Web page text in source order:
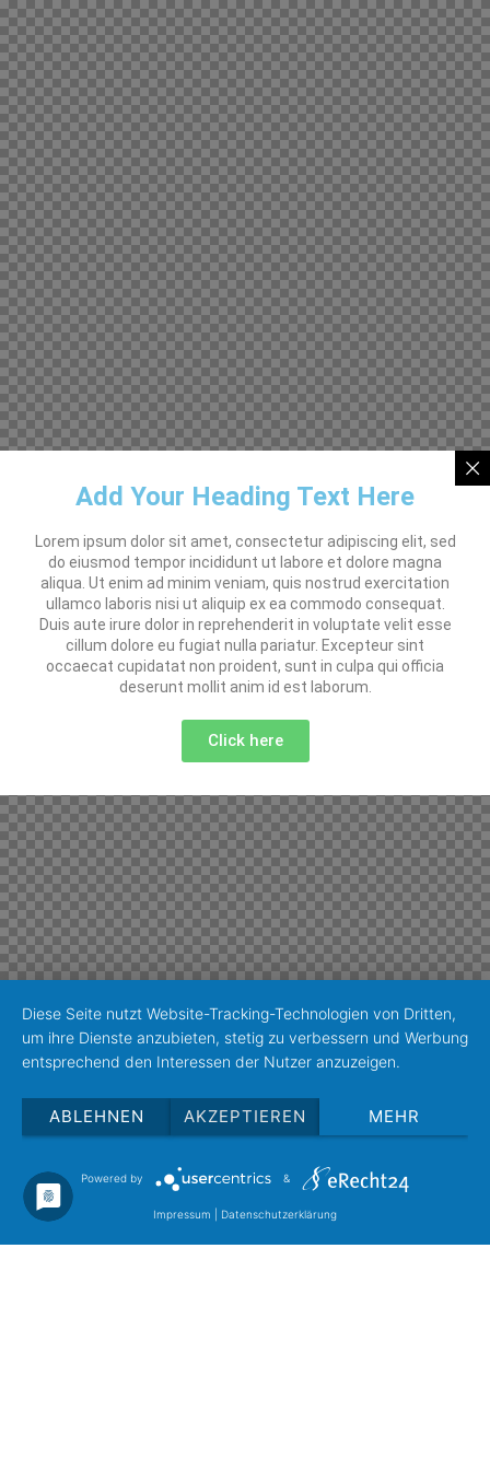
Add Your Heading Text Here
Lorem ipsum dolor sit amet, consectetur adipiscing elit, sed
do eiusmod tempor incididunt ut labore et dolore magna
aliqua. Ut enim ad minim veniam, quis nostrud exercitation
ullamco laboris nisi ut aliquip ex ea commodo consequat.
Duis aute irure dolor in reprehenderit in voluptate velit esse
cillum dolore eu fugiat nulla pariatur. Excepteur sint
occaecat cupidatat non proident, sunt in culpa qui officia
deserunt mollit anim id est laborum.
Click here
Diese Seite nutzt Website-Tracking-Technologien von Dritten,
um ihre Dienste anzubieten, stetig zu verbessern und Werbung
entsprechend den Interessen der Nutzer anzuzeigen.
ABLEHNEN AKZEPTIEREN MEHR
Powered by &
Impressum Datenschutzerklärung